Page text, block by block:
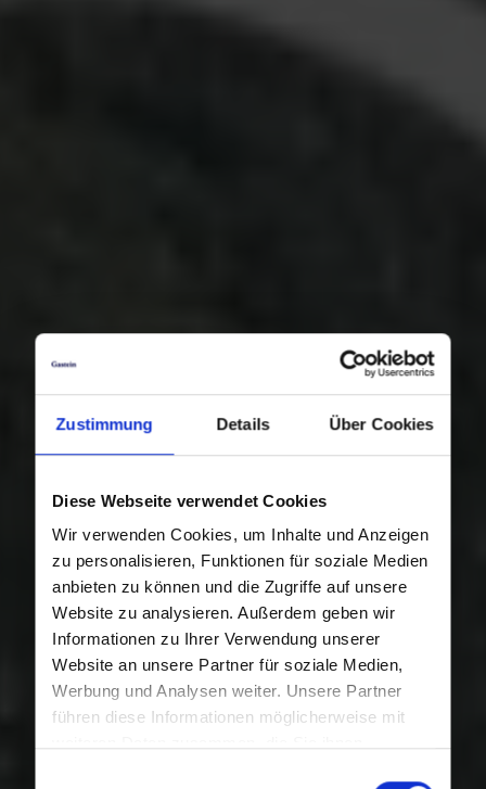
Zustimmung Details Über Cookies
Diese Webseite verwendet Cookies
Wir verwenden Cookies, um Inhalte und Anzeigen
zu personalisieren, Funktionen für soziale Medien
anbieten zu können und die Zugriffe auf unsere
Website zu analysieren. Außerdem geben wir
Informationen zu Ihrer Verwendung unserer
Website an unsere Partner für soziale Medien,
Werbung und Analysen weiter. Unsere Partner
führen diese Informationen möglicherweise mit